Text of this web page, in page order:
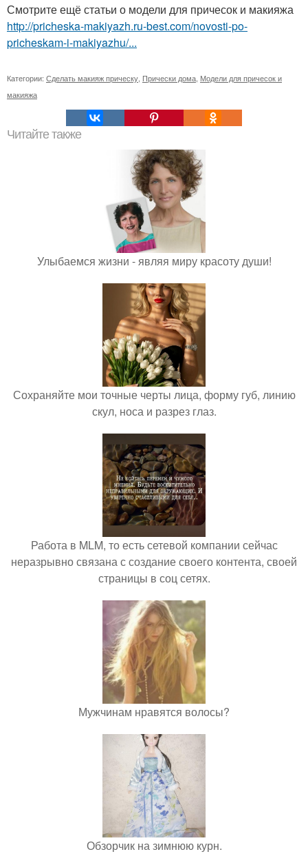
Смотрите ещё статьи о модели для причесок и макияжа
http://pricheska-makiyazh.ru-best.com/novosti-po-
pricheskam-i-makiyazhu/...
Категории: Сделать макияж прическу Прически дома Модели для причесок и
макияжа
Читайте также
Улыбаемся жизни - являя миру красоту души!
Сохраняйте мои точные черты лица, форму губ, линию
скул, носа и разрез глаз.
Работа в MLM, то есть сетевой компании сейчас
неразрывно связана с создание своего контента, своей
страницы в соц сетях.
Мужчинам нравятся волосы?
Обзорчик на зимнюю курн.